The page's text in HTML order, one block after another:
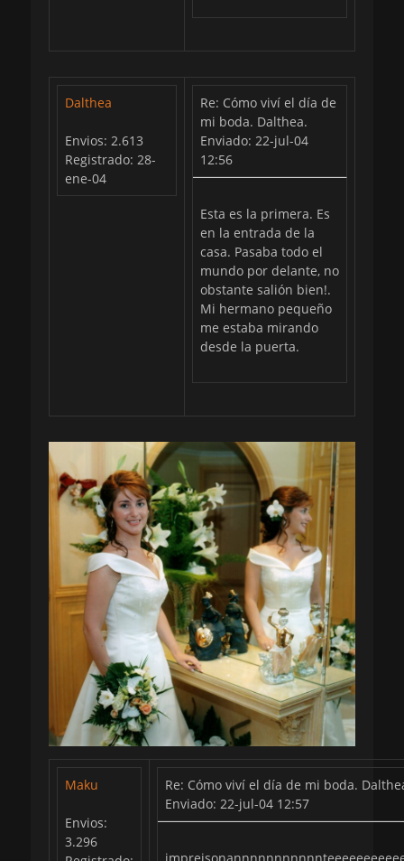
Dalthea
Envios: 2.613
Registrado: 28-
ene-04
Re: Cómo viví el día de
mi boda. Dalthea.
Enviado: 22-jul-04
12:56
Esta es la primera. Es
en la entrada de la
casa. Pasaba todo el
mundo por delante, no
obstante salión bien!.
Mi hermano pequeño
me estaba mirando
desde la puerta.
Maku
Envios:
3.296
Re: Cómo viví el día de mi boda.
Enviado: 22-jul-04 12:57